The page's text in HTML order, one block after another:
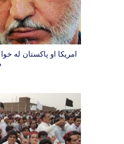
امریکا او پاکستان له